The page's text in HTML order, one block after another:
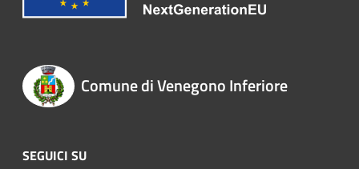
Comune di Venegono Inferiore
SEGUICI SU